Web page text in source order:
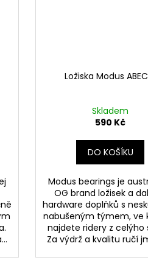
Ložiska Modus
Skladem
590 Kč
DO KOŠÍKU
Modus bearings je
OG brand ložisek a
hardware doplňků s
nabušeným týmem, ve
najdete ridery z celýho
Za výdrž a kvalitu ručí